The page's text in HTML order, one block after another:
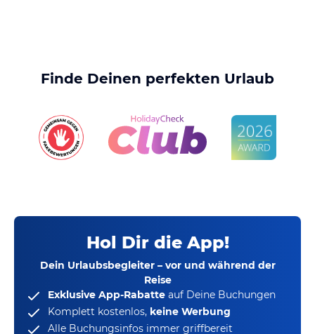
Finde Deinen perfekten Urlaub
Hol Dir die App!
Dein Urlaubsbegleiter – vor und während der
Reise
Exklusive App-Rabatte auf Deine Buchungen
Komplett kostenlos, keine Werbung
Alle Buchungsinfos immer griffbereit